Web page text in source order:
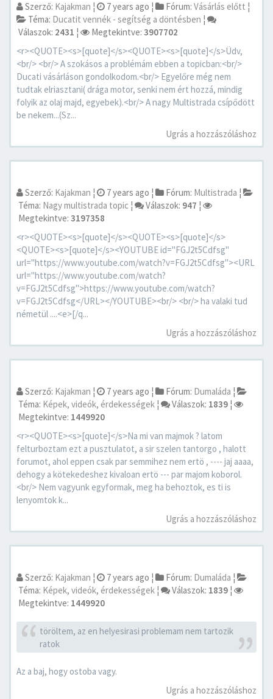
Szerző: Kajakman ¦ 7 years ago ¦ Fórum: Vásárlás előtt ¦
Téma: Ducatit vennék - segítség a döntésben ¦
Válaszok: 2431 ¦ Megtekintve: 3907702
<r><QUOTE><s>[quote]</s><QUOTE><s>[quote]</s>Üdv,
<br/> <br/> A szokásos a problémám ebben a topicban:<br/>
Ducati vásárláson gondolkodom.<br/> Egyelőre még nem
tudtak elriasztani( drága motor, senki nem ért hozzá, mindig
folyik az olaj majd, egyebek).<br/> A nagy Multistrada csípődött
be nekem...(Sz...
Ugrás a hozzászóláshoz
Szerző: Kajakman ¦ 7 years ago ¦ Fórum: Multistrada ¦
Téma: Nagy multistrada topic ¦ Válaszok: 947 ¦
Megtekintve: 3197358
<r><QUOTE><s>[quote]</s><QUOTE><s>[quote]</s>
<QUOTE><s>[quote]</s><YOUTUBE id="FGJ2t5Cdfsg"
url="https://www.youtube.com/watch?v=FGJ2t5Cdfsg"><URL
url="https://www.youtube.com/watch?
v=FGJ2t5Cdfsg">https://www.youtube.com/watch?
v=FGJ2t5Cdfsg</URL></YOUTUBE><br/> <br/> ha valaki tud
németül ....<e>[/q...
Ugrás a hozzászóláshoz
Szerző: Kajakman ¦ 7 years ago ¦ Fórum: Dumaláda ¦
Téma: Képek, videók, érdekességek ¦ Válaszok: 1839 ¦
Megtekintve: 1449920
<r><QUOTE><s>[quote]</s>Na mi van majmok ? latom
felturboztam ezt a pusztulatot, a sir szelen tantorgo , halott
forumot, ahol eppen csak par semmihez nem ertö , ---- jaj aaaa,
dehogy a kötekedeshez kivaloan ertö --- par majom koborol.
<br/> Nem vagyunk egyformak, meg ha behoztok, es ti is
lenyomtok k...
Ugrás a hozzászóláshoz
Szerző: Kajakman ¦ 7 years ago ¦ Fórum: Dumaláda ¦
Téma: Képek, videók, érdekességek ¦ Válaszok: 1839 ¦
Megtekintve: 1449920
töröltem, az en helyesirasi problemam nem tartozik
ratok
Az a baj, hogy ostoba vagy.
Ugrás a hozzászóláshoz